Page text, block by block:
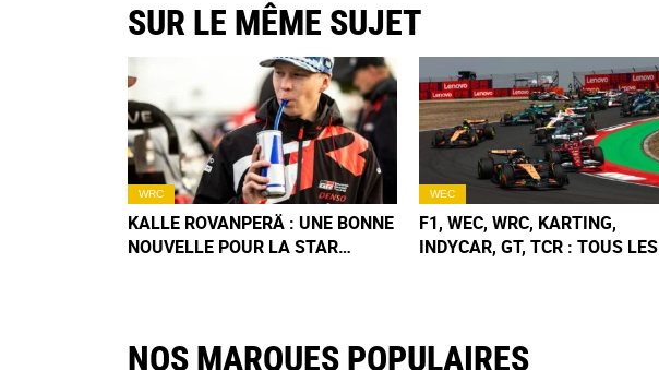
SUR LE MÊME SUJET
WRC
KALLE ROVANPERÄ : UNE BONNE
NOUVELLE POUR LA STAR
WEC
F1, WEC, WRC, KARTING,
INDYCAR, GT, TCR : TOUS LES
NOS MARQUES POPULAIRES